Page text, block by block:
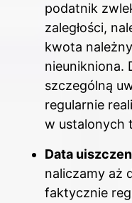
podatnik
zaległości,
kwota
nieunikniona.
szczególną
regularnie
w ustalonych
Data
naliczamy aż
faktycznie